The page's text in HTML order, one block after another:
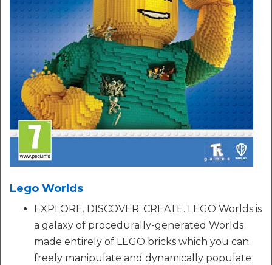
Lego Worlds
EXPLORE. DISCOVER. CREATE. LEGO Worlds is
a galaxy of procedurally-generated Worlds
made entirely of LEGO bricks which you can
freely manipulate and dynamically populate